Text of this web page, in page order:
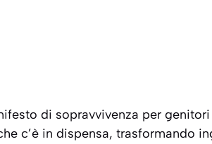
di sopravvivenza per
c’è in dispensa, trasformando